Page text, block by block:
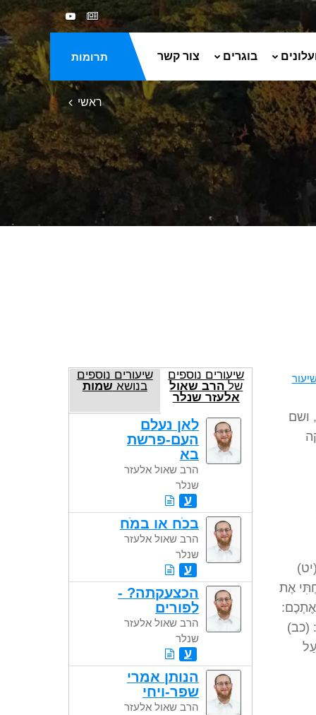
תרומות בוגרים צור קשר
ראשי
ושם
אֶת
אֶתְכֶם:
(כב)
שיעורים נוספים
של הרב שאול
אלעזר שנלר
שיעורים נוספים
בנושא שמות
לאן נעלם
העם-פרשת
בא
הרב שאול אלעזר
שנלר
ע
בכֹח או במֹח
הרב שאול אלעזר
שנלר
ע
הכצעקתה? -
לפורים
הרב שאול אלעזר
שנלר
ע
הנותן אמרי
שפר-ויחי
הרב שאול אלעזר